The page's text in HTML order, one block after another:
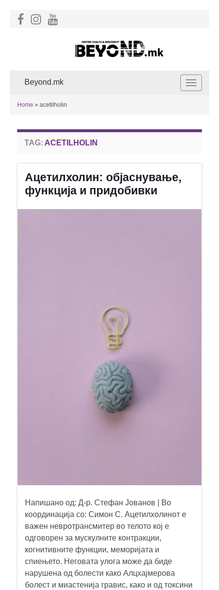
Toggle
Beyond.mk
Home » acetilholin
TAG: ACETILHOLIN
Ацетилхолин: објаснување,
функција и придобивки
Напишано од: Д-р. Стефан Јованов | Во
координација со: Симон С. Ацетилхолинот е
важен невротрансмитер во телото кој е
одговорен за мускулните контракции,
когнитивните функции, меморијата и
спиењето. Неговата улога може да биде
нарушена од болести како Алцхајмерова
болест и миастенија гравис, како и од токсини